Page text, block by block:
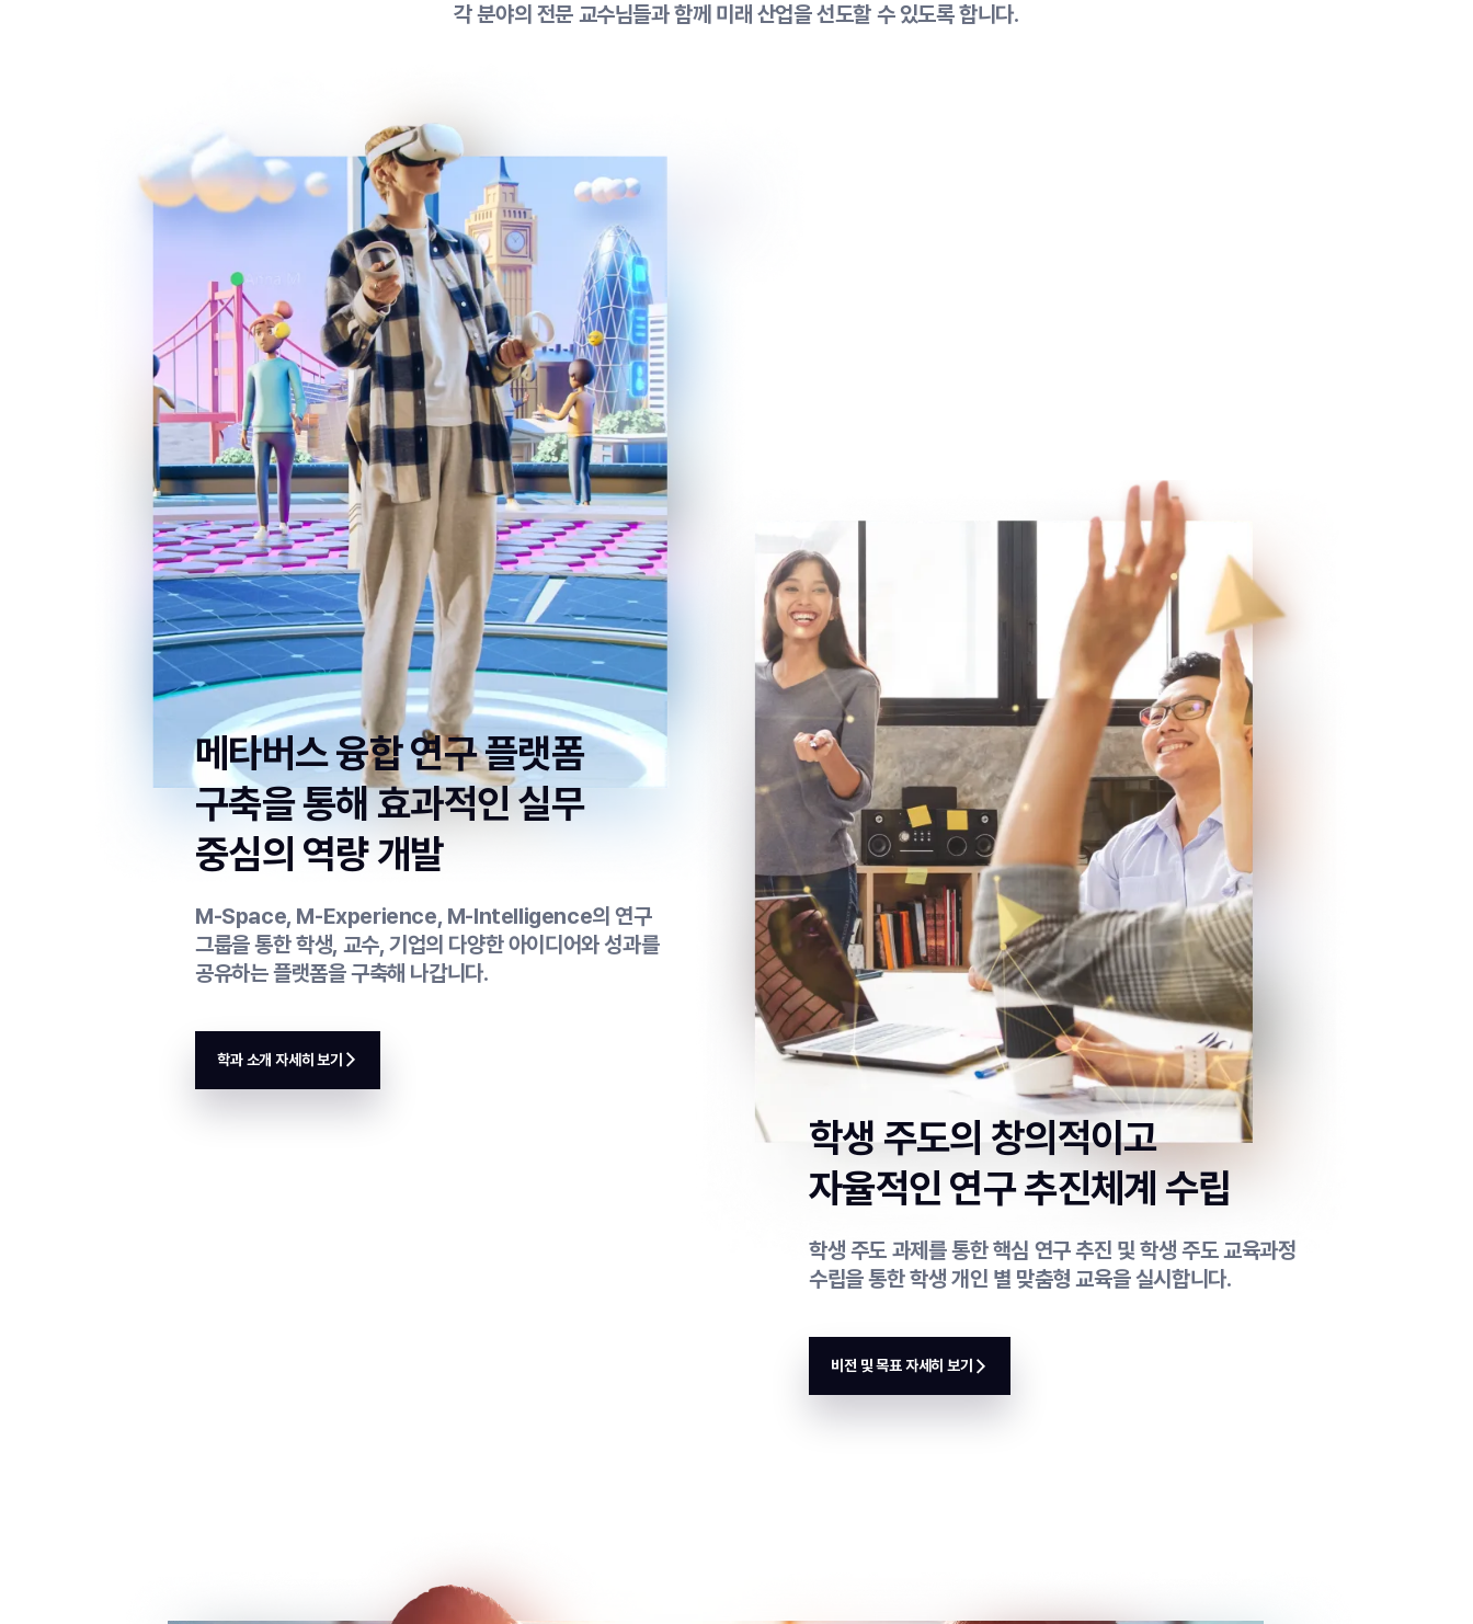
각 분야의 전문 교수님들과 함께 미래 산업을 선도할 수 있도록 합니다.
메타버스 융합 연구 플랫폼
구축을 통해효과적인 실무
중심의 역량 개발
M-Space, M-Experience, M-Intelligence의 연구
그룹을 통한 학생, 교수, 기업의 다양한 아이디어와 성과를
공유하는 플랫폼을 구축해 나갑니다.
학과 소개 자세히 보기
학생 주도의 창의적이고
자율적인 연구 추진체계 수립
학생 주도 과제를 통한 핵심 연구 추진 및 학생 주도 교육과정
수립을 통한 학생 개인 별 맞춤형 교육을 실시합니다.
비전 및 목표 자세히 보기